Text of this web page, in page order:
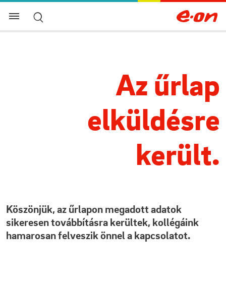
Az űrlap
elküldésre
került.
Köszönjük, az űrlapon megadott adatok
sikeresen továbbításra kerültek, kollégáink
hamarosan felveszik önnel a kapcsolatot.